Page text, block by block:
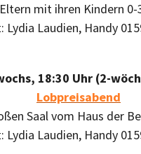
mit ihren Kindern 0-
Lydia Laudien, Handy
18:30 Uhr (2-
Lobpreisabend
Saal vom Haus der
Lydia Laudien, Handy